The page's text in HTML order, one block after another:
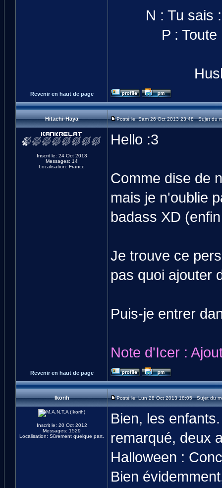
N : Tu sais
P :
Revenir en haut de page
Hitachi-Haya Posté le: Sam 26 Oct 2013 23:48 Sujet du
Inscrit le: 24 Oct 2013
Messages: 14
Localisation: France
Hello :3
Comme dise de
mais je n'oublie
badass XD
Je trouve ce
pas quoi ajouter
Puis-je entrer
Note d'Icer :
Revenir en haut de page
Ikorih Posté le: Lun 28 Oct 2013 18:05 Sujet du
Inscrit le: 20 Oct 2012
Messages: 1529
Localisation: Sûrement quelque part.
Bien, les
remarqué, deux
Halloween :
Bien